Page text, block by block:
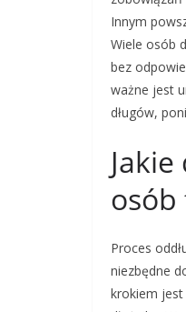
Innym
Wiele osób
bez
ważne jest
długów,
osób
Proces
niezbędne
krokiem